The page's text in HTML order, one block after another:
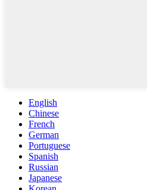
English
Chinese
French
German
Portuguese
Spanish
Russian
Japanese